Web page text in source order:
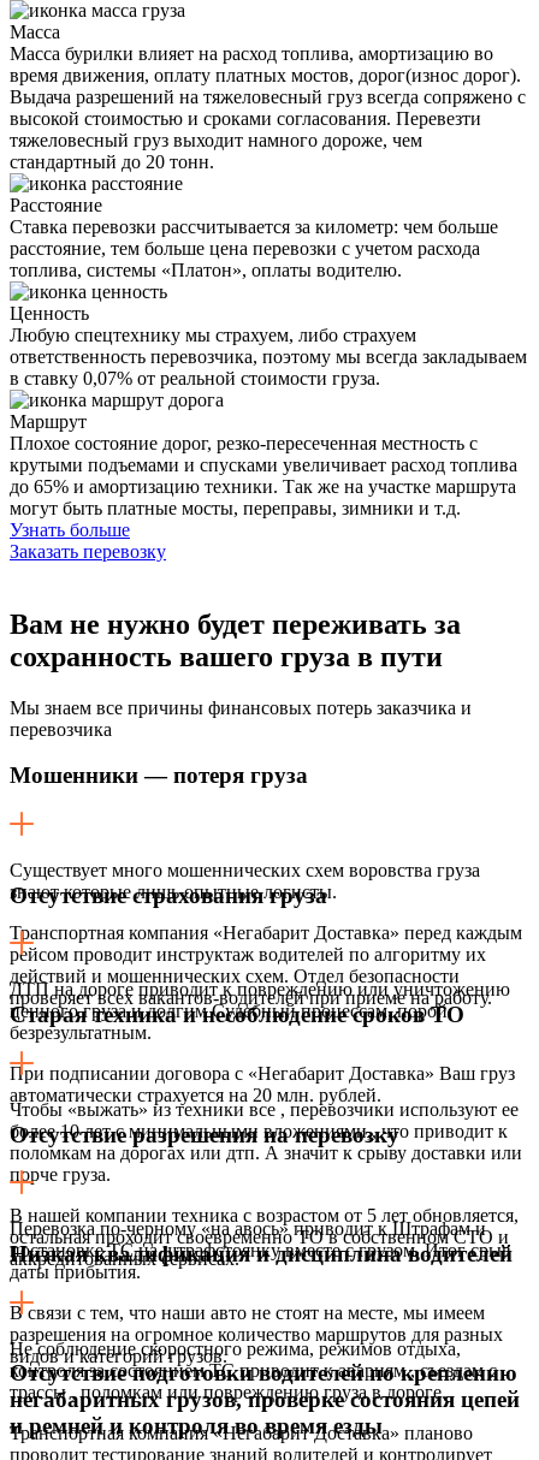
Масса
Масса бурилки влияет на расход топлива, амортизацию во
время движения, оплату платных мостов, дорог(износ дорог).
Выдача разрешений на тяжеловесный груз всегда сопряжено с
высокой стоимостью и сроками согласования. Перевезти
тяжеловесный груз выходит намного дороже, чем
стандартный до 20 тонн.
Расстояние
Ставка перевозки рассчитывается за километр: чем больше
расстояние, тем больше цена перевозки с учетом расхода
топлива, системы «Платон», оплаты водителю.
Ценность
Любую спецтехнику мы страхуем, либо страхуем
ответственность перевозчика, поэтому мы всегда закладываем
в ставку 0,07% от реальной стоимости груза.
Маршрут
Плохое состояние дорог, резко-пересеченная местность с
крутыми подъемами и спусками увеличивает расход топлива
до 65% и амортизацию техники. Так же на участке маршрута
могут быть платные мосты, переправы, зимники и т.д.
Узнать больше
Заказать перевозку
Вам не нужно будет переживать за
сохранность вашего груза в пути
Мы знаем все причины финансовых потерь заказчика и
перевозчика
Мошенники — потеря груза
Существует много мошеннических схем воровства груза
знают которые лишь опытные логисты.
Транспортная компания «Негабарит Доставка» перед каждым
рейсом проводит инструктаж водителей по алгоритму их
действий и мошеннических схем. Отдел безопасности
проверяет всех вакантов-водителей при приеме на работу.
Отсутствие страхования груза
ДТП на дороге приводит к повреждению или уничтожению
ценного груза и долгим Судебный процессам, порой
безрезультатным.
При подписании договора с «Негабарит Доставка» Ваш груз
автоматически страхуется на 20 млн. рублей.
Старая техника и несоблюдение сроков ТО
Чтобы «выжать» из техники все , перевозчики используют ее
более 10 лет с минимальными вложениями,, что приводит к
поломкам на дорогах или дтп. А значит к срыву доставки или
порче груза.
В нашей компании техника с возрастом от 5 лет обновляется,
остальная проходит своевременно ТО в собственном СТО и
аккредитованных сервисах.
Отсутствие разрешения на перевозку
Перевозка по-черному «на авось» приводит к Штрафам и
постановке ТС на штрафстоянку вместе с грузом. Итог срыв
даты прибытия.
В связи с тем, что наши авто не стоят на месте, мы имеем
разрешения на огромное количество маршрутов для разных
видов и категорий грузов.
Низкая квалификация и дисциплина водителей
Не соблюдение скоростного режима, режимов отдыха,
контроля за состоянием ТС приводит к авариям , съездам с
трассы , поломкам или повреждению груза в дороге.
Транспортная компания «Негабарит Доставка» планово
проводит тестирование знаний водителей и контролирует
Отсутствие подготовки водителей по креплению
негабаритных грузов, проверке состояния цепей
и ремней и контроля во время езды